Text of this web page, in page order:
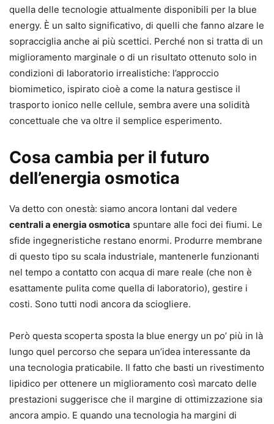
quella delle tecnologie attualmente disponibili per la blue
energy. È un salto significativo, di quelli che fanno alzare le
sopracciglia anche ai più scettici. Perché non si tratta di un
miglioramento marginale o di un risultato ottenuto solo in
condizioni di laboratorio irrealistiche: l’approccio
biomimetico, ispirato cioè a come la natura gestisce il
trasporto ionico nelle cellule, sembra avere una solidità
concettuale che va oltre il semplice esperimento.
Cosa cambia per il futuro
dell’energia osmotica
Va detto con onestà: siamo ancora lontani dal vedere
centrali a energia osmotica spuntare alle foci dei fiumi. Le
sfide ingegneristiche restano enormi. Produrre membrane
di questo tipo su scala industriale, mantenerle funzionanti
nel tempo a contatto con acqua di mare reale (che non è
esattamente pulita come quella di laboratorio), gestire i
costi. Sono tutti nodi ancora da sciogliere.
Però questa scoperta sposta la blue energy un po’ più in là
lungo quel percorso che separa un’idea interessante da
una tecnologia praticabile. Il fatto che basti un rivestimento
lipidico per ottenere un miglioramento così marcato delle
prestazioni suggerisce che il margine di ottimizzazione sia
ancora ampio. E quando una tecnologia ha margini di